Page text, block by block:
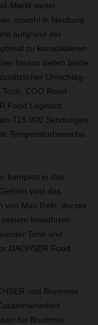
Markt weiter
sowohl in Neuburg
aufgrund der
zu konsolidieren
hinaus bieten beide
Umschlag-
COO Road
Food Logistics.
715.000 Sendungen
Temperaturbereiche
komplett in das
wird das
von Max Reih, derzeit
bewährten
Tonn und
DACHSER Food
und Brummer
für Brummer